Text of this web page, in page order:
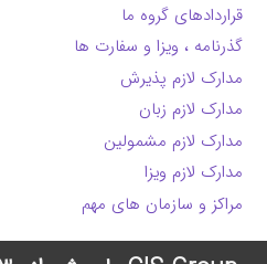
قراردادهای گروه ما
گذرنامه ، ویزا و سفارت ها
مدارک لازم پذیرش
مدارک لازم زبان
مدارک لازم مشمولین
مدارک لازم ویزا
مراکز و سازمان های مهم